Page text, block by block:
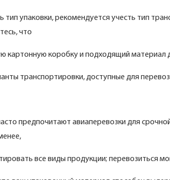
тип упаковки, рекомендуется учесть тип
что
картонную коробку и подходящий материал
транспортировки, доступные для
предпочитают авиаперевозки для
все виды продукции; перевозиться